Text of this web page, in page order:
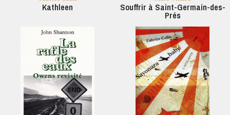
Kathleen Souffrir à Saint-Germain-des-
Prés